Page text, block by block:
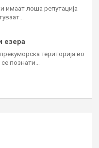
имаат лоша репутација
езера
територија во
познати…